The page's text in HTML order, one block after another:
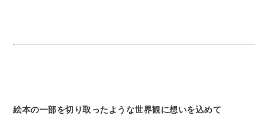
絵本の一部を切り取ったような世界観に想いを込めて